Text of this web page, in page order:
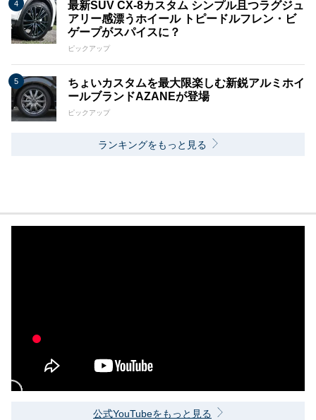
最新SUV CX-8カスタム シンプル且つラグジュ
アリー感漂うホイール トピードルフレン・ビ
ゲープがスパイスに？
ピックアップ
ちょいカスタムを最大限楽しむ新鋭アルミホイ
ールブランドAZANEが登場
ピックアップ
ランキングをもっと見る
公式YouTubeをもっと見る